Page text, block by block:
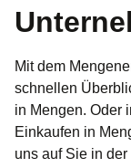
Mit dem
schnellen
in Mengen. Oder
Einkaufen in
uns auf Sie in